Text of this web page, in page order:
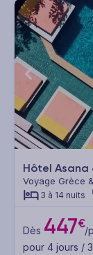
Hôtel Asana
Voyage Grèce
3 à 14 nuits
Dès 447€/
pour 4 jours /